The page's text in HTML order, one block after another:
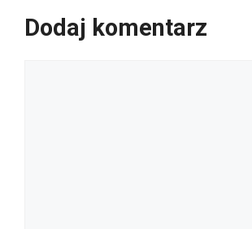
Dodaj komentarz